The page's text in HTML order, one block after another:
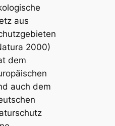
aus
2000)
dem
auch dem